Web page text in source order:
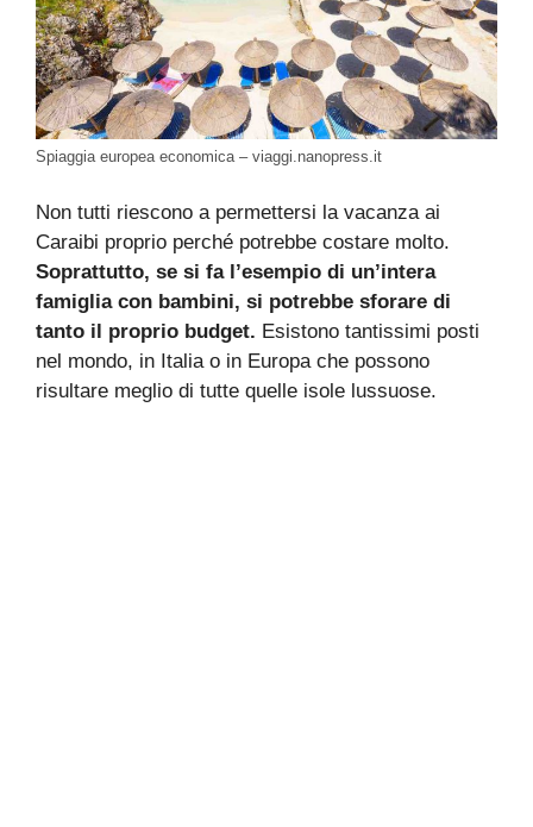
Spiaggia europea economica – viaggi.nanopress.it
Non tutti riescono a permettersi la vacanza ai
Caraibi proprio perché potrebbe costare molto.
Soprattutto, se si fa l’esempio di un’intera
famiglia con bambini, si potrebbe sforare di
tanto il proprio budget. Esistono tantissimi posti
nel mondo, in Italia o in Europa che possono
risultare meglio di tutte quelle isole lussuose.